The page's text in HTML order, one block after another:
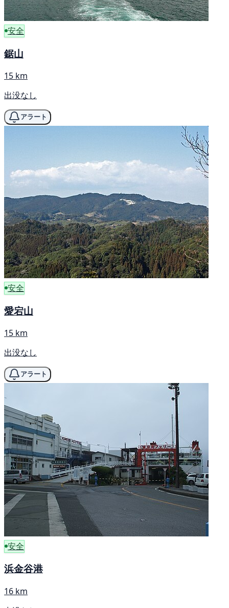
安全
鋸山
15 km
出没なし
アラート
安全
愛宕山
15 km
出没なし
アラート
安全
浜金谷港
16 km